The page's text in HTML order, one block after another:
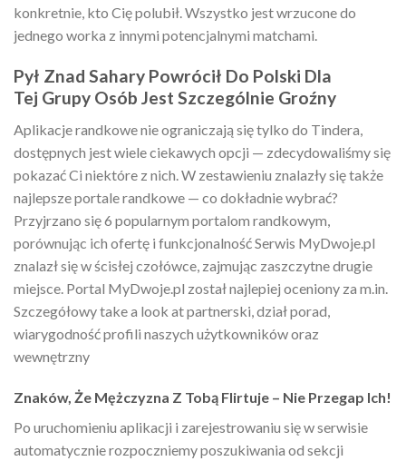
konkretnie, kto Cię polubił. Wszystko jest wrzucone do
jednego worka z innymi potencjalnymi matchami.
Pył Znad Sahary Powrócił Do Polski Dla
Tej Grupy Osób Jest Szczególnie Groźny
Aplikacje randkowe nie ograniczają się tylko do Tindera,
dostępnych jest wiele ciekawych opcji — zdecydowaliśmy się
pokazać Ci niektóre z nich. W zestawieniu znalazły się także
najlepsze portale randkowe — co dokładnie wybrać?
Przyjrzano się 6 popularnym portalom randkowym,
porównując ich ofertę i funkcjonalność Serwis MyDwoje.pl
znalazł się w ścisłej czołówce, zajmując zaszczytne drugie
miejsce. Portal MyDwoje.pl został najlepiej oceniony za m.in.
Szczegółowy take a look at partnerski, dział porad,
wiarygodność profili naszych użytkowników oraz
wewnętrzny
Znaków, Że Mężczyzna Z Tobą Flirtuje – Nie Przegap Ich!
Po uruchomieniu aplikacji i zarejestrowaniu się w serwisie
automatycznie rozpoczniemy poszukiwania od sekcji